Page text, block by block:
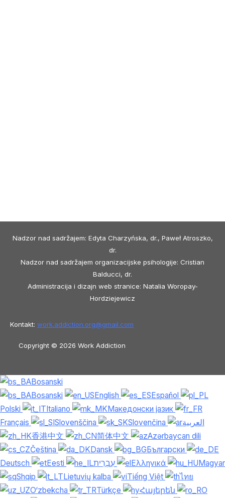
Nadzor nad sadržajem: Edyta Charzyńska, dr., Paweł Atroszko,
dr.
Nadzor nad sadržajem organizacijske psihologije: Cristian
Balducci, dr.
Administracija i dizajn web stranice: Natalia Woropay-
Hordziejewicz
Kontakt: work.addiction.org@gmail.com
Copyright © 2026 Work Addiction
Bosanski
Bosanski
English
Español
Polski
Italiano
Македонски јазик
Français
Slovenščina Slovenčina
العربية
香港中文
简体中文
Azərbaycan dili
Čeština
Dansk
Български
Deutsch
Eesti Ελληνικά
Magyar
Shqip
Lietuvių kalba Tiếng Việt
ไทย
O‘zbekcha
Türkçe
Հայերեն